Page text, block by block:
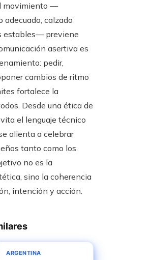
movimiento —
calzado
estables— previene
asertiva es
pedir,
cambios de ritmo
fortalece la
Desde una ética de
el lenguaje técnico
alienta a celebrar
tanto como los
no es la
sino la coherencia
intención y acción.
ARGENTINA